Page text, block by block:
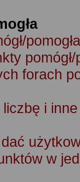
pomógł/
forach
i
w